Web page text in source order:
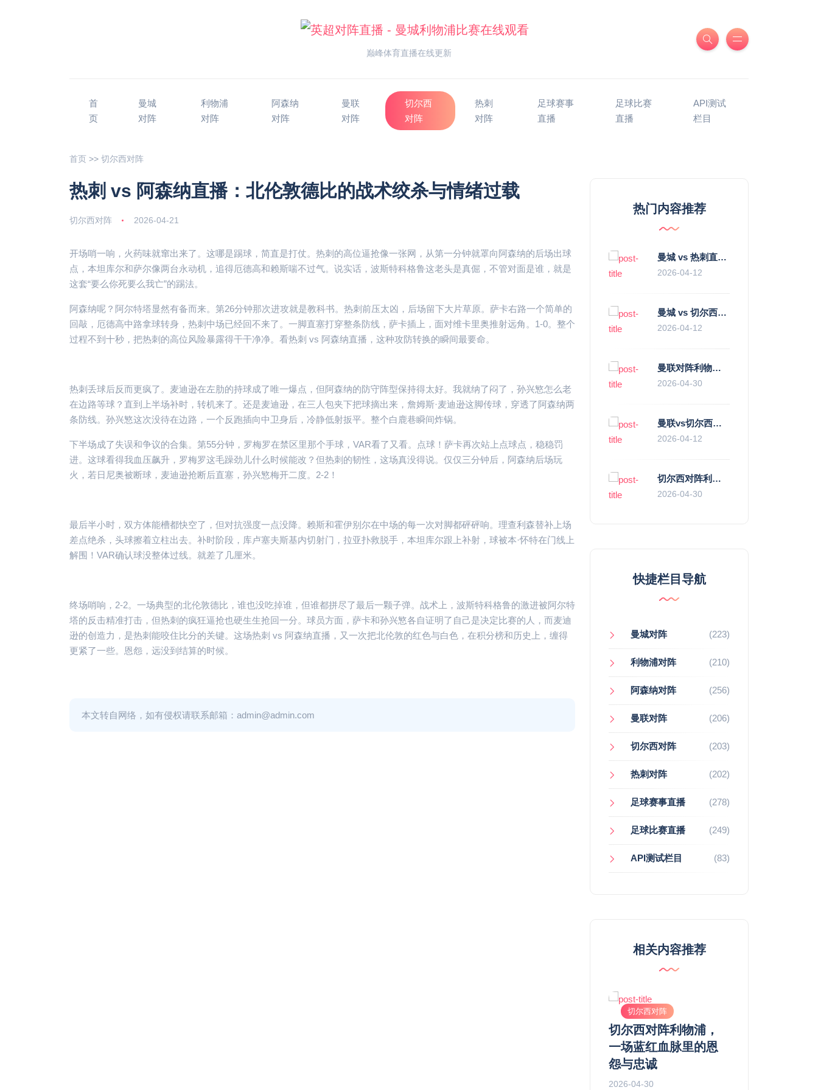
巅峰体育直播在线更新
首
页
曼城
对阵
利物浦
对阵
阿森纳
对阵
曼联
对阵
切尔西
对阵
热刺
对阵
足球赛事
直播
足球比赛
直播
API测试
栏目
首页 >> 切尔西对阵
热刺 vs 阿森纳直播：北伦敦德比的战术绞杀与情绪过载
切尔西对阵 2026-04-21
开场哨一响，火药味就窜出来了。这哪是踢球，简直是打仗。热刺的高位逼抢像一张网，从第一分钟就罩向阿森纳的后场出球
点，本坦库尔和萨尔像两台永动机，追得厄德高和赖斯喘不过气。说实话，波斯特科格鲁这老头是真倔，不管对面是谁，就是
这套“要么你死要么我亡”的踢法。
阿森纳呢？阿尔特塔显然有备而来。第26分钟那次进攻就是教科书。热刺前压太凶，后场留下大片草原。萨卡右路一个简单的
回敲，厄德高中路拿球转身，热刺中场已经回不来了。一脚直塞打穿整条防线，萨卡插上，面对维卡里奥推射远角。1-0。整个
过程不到十秒，把热刺的高位风险暴露得干干净净。看热刺 vs 阿森纳直播，这种攻防转换的瞬间最要命。
热刺丢球后反而更疯了。麦迪逊在左肋的持球成了唯一爆点，但阿森纳的防守阵型保持得太好。我就纳了闷了，孙兴慜怎么老
在边路等球？直到上半场补时，转机来了。还是麦迪逊，在三人包夹下把球摘出来，詹姆斯·麦迪逊这脚传球，穿透了阿森纳两
条防线。孙兴慜这次没待在边路，一个反跑插向中卫身后，冷静低射扳平。整个白鹿巷瞬间炸锅。
下半场成了失误和争议的合集。第55分钟，罗梅罗在禁区里那个手球，VAR看了又看。点球！萨卡再次站上点球点，稳稳罚
进。这球看得我血压飙升，罗梅罗这毛躁劲儿什么时候能改？但热刺的韧性，这场真没得说。仅仅三分钟后，阿森纳后场玩
火，若日尼奥被断球，麦迪逊抢断后直塞，孙兴慜梅开二度。2-2！
最后半小时，双方体能槽都快空了，但对抗强度一点没降。赖斯和霍伊别尔在中场的每一次对脚都砰砰响。理查利森替补上场
差点绝杀，头球擦着立柱出去。补时阶段，库卢塞夫斯基内切射门，拉亚扑救脱手，本坦库尔跟上补射，球被本·怀特在门线上
解围！VAR确认球没整体过线。就差了几厘米。
终场哨响，2-2。一场典型的北伦敦德比，谁也没吃掉谁，但谁都拼尽了最后一颗子弹。战术上，波斯特科格鲁的激进被阿尔特
塔的反击精准打击，但热刺的疯狂逼抢也硬生生抢回一分。球员方面，萨卡和孙兴慜各自证明了自己是决定比赛的人，而麦迪
逊的创造力，是热刺能咬住比分的关键。这场热刺 vs 阿森纳直播，又一次把北伦敦的红色与白色，在积分榜和历史上，缠得
更紧了一些。恩怨，远没到结算的时候。
本文转自网络，如有侵权请联系邮箱：admin@admin.com
热门内容推荐
曼城 vs 热刺直播：瓜迪奥拉的“无锋阵”是天才设计还是自废武功？
2026-04-12
曼城 vs 切尔西直播复盘：瓜帅的“伪九”陷阱，如何绞杀蓝军的“三中卫”？
2026-04-12
曼联对阵利物浦，老特拉福德的红色心跳与蓝色暗涌
2026-04-30
曼联vs切尔西直播复盘：滕哈赫的“伪高位”与波切蒂诺的“无锋阵”，谁更拧巴？
2026-04-12
切尔西对阵利物浦，一场蓝红血脉里的恩怨与忠诚
2026-04-30
快捷栏目导航
曼城对阵 (223)
利物浦对阵 (210)
阿森纳对阵 (256)
曼联对阵 (206)
切尔西对阵 (203)
热刺对阵 (202)
足球赛事直播 (278)
足球比赛直播 (249)
API测试栏目 (83)
相关内容推荐
切尔西对阵
切尔西对阵利物浦，
一场蓝红血脉里的恩
怨与忠诚
2026-04-30